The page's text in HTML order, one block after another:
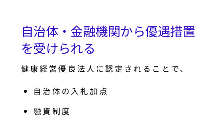
自治体・金融機関から優遇措置
を受けられる
健康経営優良法人に認定されることで、
自治体の入札加点
融資制度